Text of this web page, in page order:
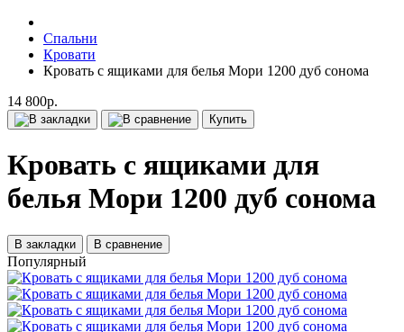
Спальни
Кровати
Кровать с ящиками для белья Мори 1200 дуб сонома
14 800р.
Купить
Кровать с ящиками для
белья Мори 1200 дуб сонома
В закладки В сравнение
Популярный